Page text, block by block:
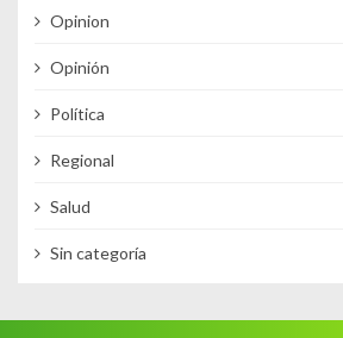
Opinion
Opinión
Política
Regional
Salud
Sin categoría